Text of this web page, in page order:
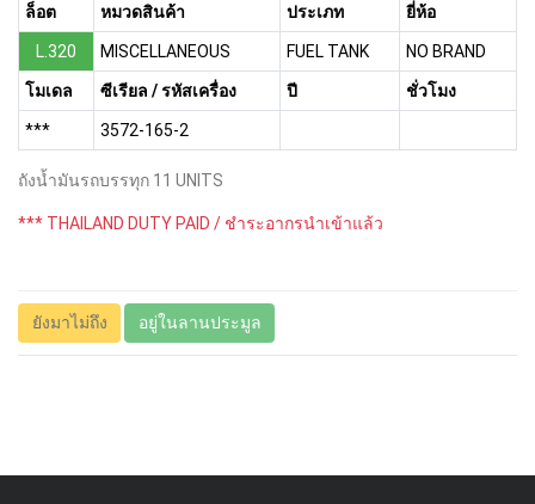
ล็อต หมวดสินค้า ประเภท ยี่ห้อ
L.320 MISCELLANEOUS FUEL TANK NO BRAND
โมเดล ซีเรียล / รหัสเครื่อง ปี ชั่วโมง
*** 3572-165-2
ถังน้ำมันรถบรรทุก 11 UNITS
*** THAILAND DUTY PAID / ชำระอากรนำเข้าแล้ว
ยังมาไม่ถึง อยู่ในลานประมูล